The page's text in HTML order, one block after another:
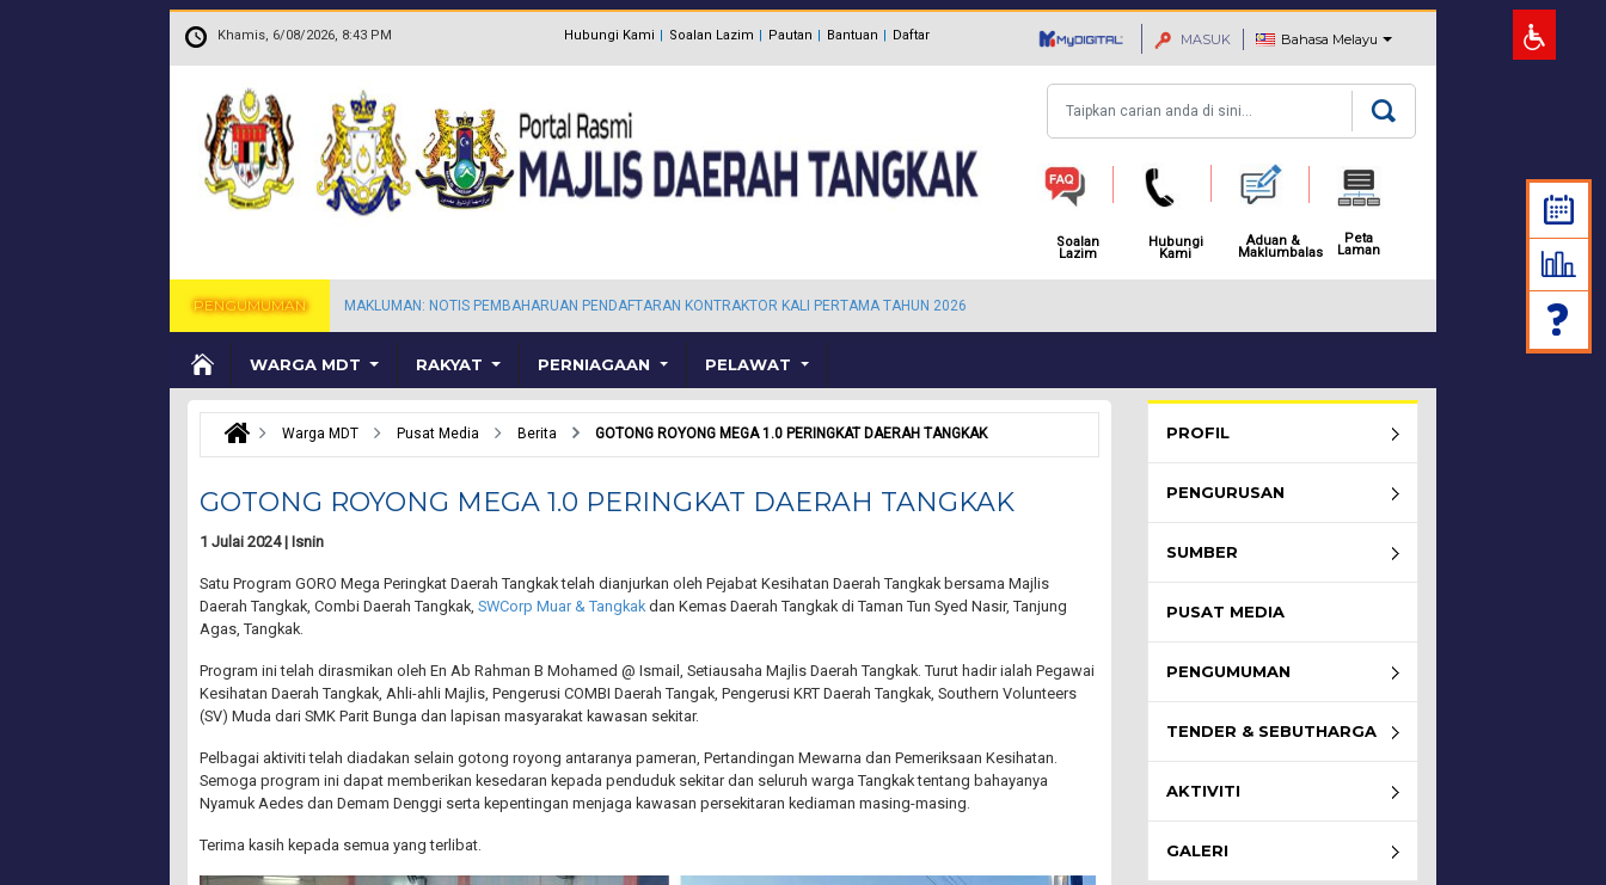
Langkau ke kandungan utama
. Khamis, 6/08/2026, 8:43 PM Hubungi Kami Soalan Lazim Pautan Bantuan Daftar MASUK Bahasa Melayu
Carian
Soalan
Lazim
Hubungi
Kami
Aduan &
Maklumbalas
Peta
Laman
PENGUMUMAN MAKLUMAN: NOTIS PEMBAHARUAN PENDAFTARAN KONTRAKTOR KALI PERTAMA TAHUN 2026 MAKLUMAN: NOTIS
WARGA MDT RAKYAT PERNIAGAAN PELAWAT
Warga MDT Pusat Media Berita GOTONG ROYONG MEGA 1.0 PERINGKAT DAERAH TANGKAK
GOTONG ROYONG MEGA 1.0 PERINGKAT DAERAH TANGKAK
1 Julai 2024 | Isnin
Satu Program GORO Mega Peringkat Daerah Tangkak telah dianjurkan oleh Pejabat Kesihatan Daerah Tangkak bersama Majlis
Daerah Tangkak, Combi Daerah Tangkak, SWCorp Muar & Tangkakdan Kemas Daerah Tangkak di Taman Tun Syed Nasir, Tanjung
Agas, Tangkak.
Program ini telah dirasmikan oleh En Ab Rahman B Mohamed @ Ismail, Setiausaha Majlis Daerah Tangkak. Turut hadir ialah Pegawai
Kesihatan Daerah Tangkak, Ahli-ahli Majlis, Pengerusi COMBI Daerah Tangak, Pengerusi KRT Daerah Tangkak, Southern Volunteers
(SV) Muda dari SMK Parit Bunga dan lapisan masyarakat kawasan sekitar.
Pelbagai aktiviti telah diadakan selain gotong royong antaranya pameran, Pertandingan Mewarna dan Pemeriksaan Kesihatan.
Semoga program ini dapat memberikan kesedaran kepada penduduk sekitar dan seluruh warga Tangkak tentang bahayanya
Nyamuk Aedes dan Demam Denggi serta kepentingan menjaga kawasan persekitaran kediaman masing-masing.
Terima kasih kepada semua yang terlibat.
PROFIL
PENGURUSAN
SUMBER
PUSAT MEDIA
PENGUMUMAN
TENDER & SEBUTHARGA
AKTIVITI
GALERI